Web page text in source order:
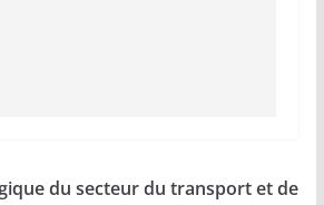
du secteur du transport et de